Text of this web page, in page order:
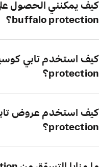
كيف يمكنني الحصول
buffalo protection؟
protection؟
protection؟